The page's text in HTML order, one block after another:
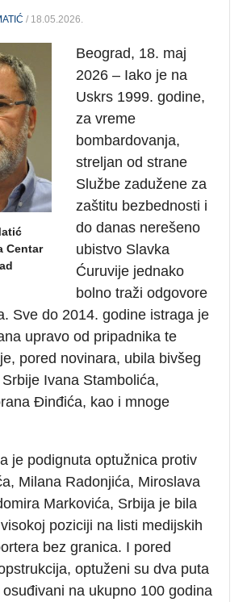
/ 18.05.2026.
Centar
Beograd, 18. maj
2026 – Iako je na
Uskrs 1999. godine,
za vreme
bombardovanja,
streljan od strane
Službe zadužene za
zaštitu bezbednosti i
do danas nerešeno
ubistvo Slavka
Ćuruvije jednako
bolno traži odgovore
Sve do 2014. godine istraga je
upravo od pripadnika te
pored novinara, ubila bivšeg
Ivana Stambolića,
Đinđića, kao i mnoge
je podignuta optužnica protiv
Milana Radonjića, Miroslava
Markovića, Srbija je bila
poziciji na listi medijskih
bez granica. I pored
optuženi su dva puta
na ukupno 100 godina